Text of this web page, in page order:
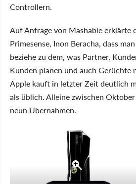
Controllern.
Auf Anfrage von Mashable erklärte
Primesense, Inon Beracha, dass
beziehe zu dem, was Partner,
Kunden planen und auch Gerüchte
Apple kauft in letzter Zeit deutlich
als üblich. Alleine zwischen
neun Übernahmen.